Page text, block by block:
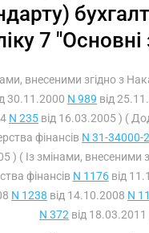
7
внесеними згідно з
30.11.2000 N 989 від
N 235 від 16.03.2005 ) (
фінансів N 31-34000-
) ( Із змінами, внесеними
фінансів N 1176від
N 1238 від 14.10.2008 N
N 372 від 18.03.2011